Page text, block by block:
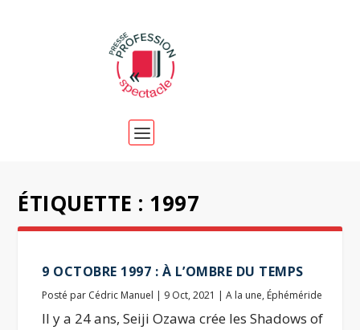
ÉTIQUETTE : 1997
9 OCTOBRE 1997 : À L’OMBRE DU TEMPS
Posté par Cédric Manuel | 9 Oct, 2021 |A la une, Éphéméride
Il y a 24 ans, Seiji Ozawa crée les Shadows of